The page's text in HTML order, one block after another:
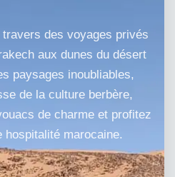
des voyages privés
aux dunes du désert
paysages inoubliables,
de la culture berbère,
de charme et profitez
hospitalité marocaine.